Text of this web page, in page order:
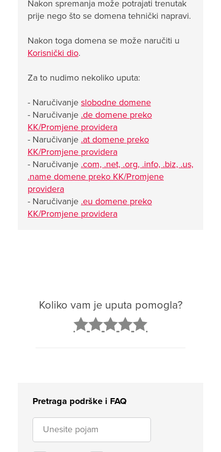
Nakon spremanja može potrajati trenutak
prije nego što se domena tehnički napravi.
Nakon toga domena se može naručiti u
Korisnički dio.
Za to nudimo nekoliko uputa:
- Naručivanje slobodne domene
- Naručivanje .de domene preko
KK/Promjene providera
- Naručivanje .at domene preko
KK/Promjene providera
- Naručivanje .com, .net, .org, .info, .biz, .us,
.name domene preko KK/Promjene
providera
- Naručivanje .eu domene preko
KK/Promjene providera
Koliko vam je uputa pomogla?
Pretraga podrške i FAQ